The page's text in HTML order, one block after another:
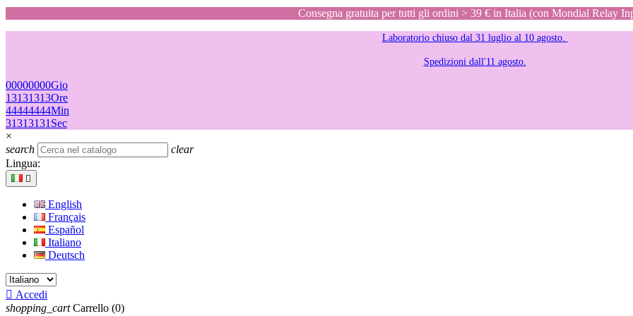
Consegna gratuita per tutti gli ordini > 39 € in Italia (con Mondial Relay
Laboratorio chiuso dal 31 luglio al 10 agosto.
Spedizioni dall'11 agosto.
00000000Gio
13131313Ore
44444444Min
31313131 Sec
×
search
clear
Lingua:

English
Français
Español
Italiano
Deutsch
 Accedi
shopping_cart Carrello (0)